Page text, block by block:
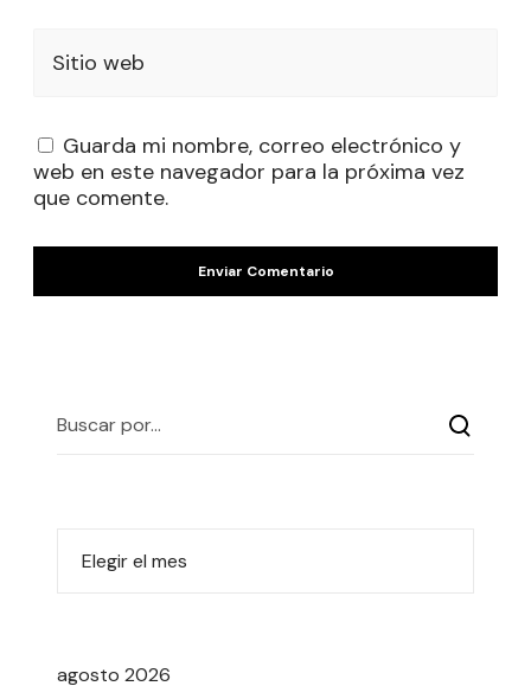
Sitio web
Guarda mi nombre, correo electrónico y
web en este navegador para la próxima vez
que comente.
agosto 2026